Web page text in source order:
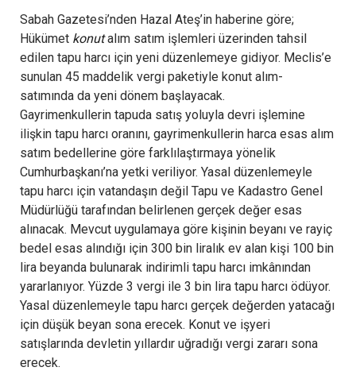
Sabah Gazetesi’nden Hazal Ateş’in haberine göre;
Hükümet konutalım satım işlemleri üzerinden tahsil
edilen tapu harcı için yeni düzenlemeye gidiyor. Meclis’e
sunulan 45 maddelik vergi paketiyle konut alım-
satımında da yeni dönem başlayacak.
Gayrimenkullerin tapuda satış yoluyla devri işlemine
ilişkin tapu harcı oranını, gayrimenkullerin harca esas alım
satım bedellerine göre farklılaştırmaya yönelik
Cumhurbaşkanı’na yetki veriliyor. Yasal düzenlemeyle
tapu harcı için vatandaşın değil Tapu ve Kadastro Genel
Müdürlüğü tarafından belirlenen gerçek değer esas
alınacak. Mevcut uygulamaya göre kişinin beyanı ve rayiç
bedel esas alındığı için 300 bin liralık ev alan kişi 100 bin
lira beyanda bulunarak indirimli tapu harcı imkânından
yararlanıyor. Yüzde 3 vergi ile 3 bin lira tapu harcı ödüyor.
Yasal düzenlemeyle tapu harcı gerçek değerden yatacağı
için düşük beyan sona erecek. Konut ve işyeri
satışlarında devletin yıllardır uğradığı vergi zararı sona
erecek.